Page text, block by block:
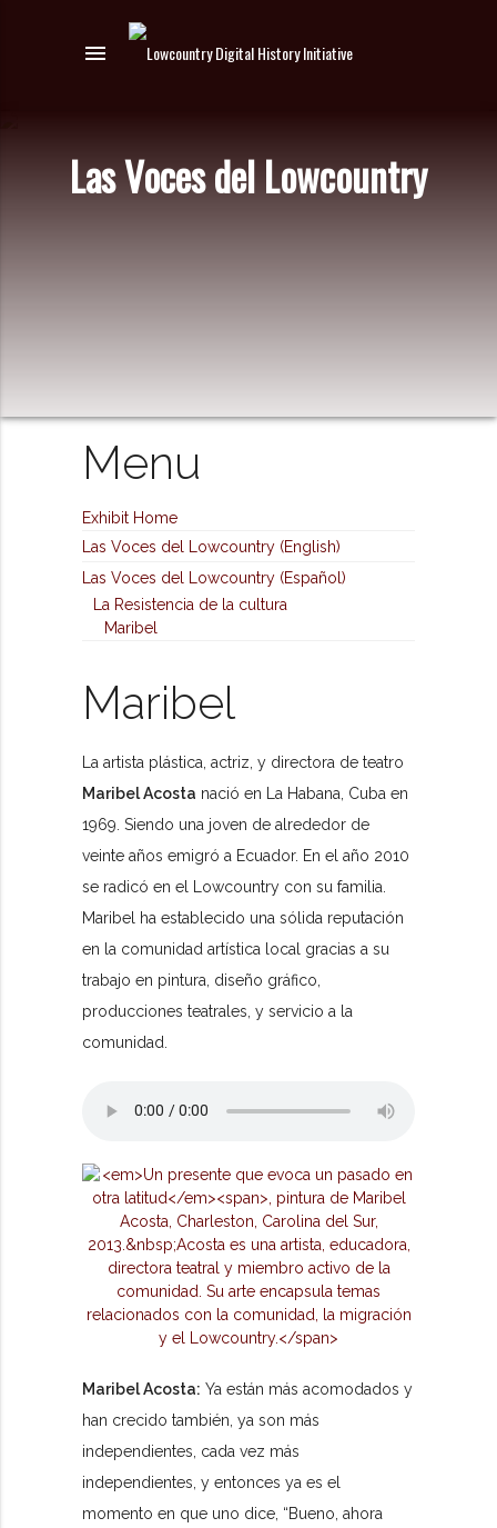
menu
Las Voces del Lowcountry
Menu
Exhibit Home
Las Voces del Lowcountry (English)
Las Voces del Lowcountry (Español)
La Resistencia de la cultura
Maribel
Maribel
La artista plástica, actriz, y directora de teatro
Maribel Acosta nació en La Habana, Cuba en
1969. Siendo una joven de alrededor de
veinte años emigró a Ecuador. En el año 2010
se radicó en el Lowcountry con su familia.
Maribel ha establecido una sólida reputación
en la comunidad artística local gracias a su
trabajo en pintura, diseño gráfico,
producciones teatrales, y servicio a la
comunidad.
Maribel Acosta: Ya están más acomodados y
han crecido también, ya son más
independientes, cada vez más
independientes, y entonces ya es el
momento en que uno dice, “Bueno, ahora